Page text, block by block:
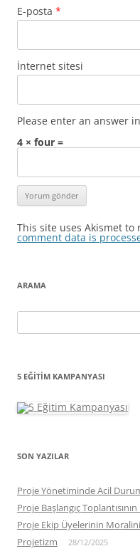
E-posta *
İnternet sitesi
Please enter an answer
4 × four =
This site uses Akismet to
comment data is
ARAMA
5 EĞITIM KAMPANYASI
SON YAZILAR
Proje Yönetiminde Acil
Proje Başlangıç Toplantısının
Proje Ekip Üyelerinin
Projetizm 28/12/2025